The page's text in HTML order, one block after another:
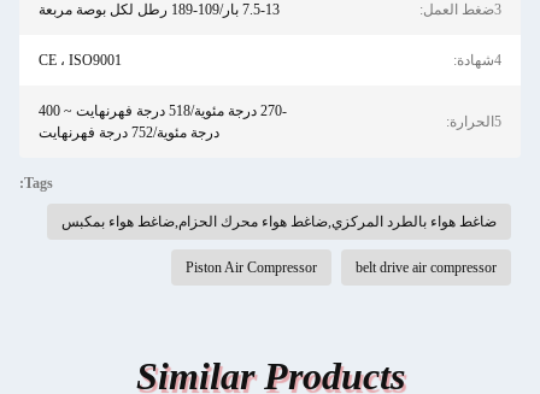
3ضغط العمل: 7.5-13 بار/109-189 رطل لكل بوصة مربعة
4شهادة: CE ، ISO9001
5الحرارة:
-270 درجة مئوية/518 درجة فهرنهايت ~ 400
درجة مئوية/752 درجة فهرنهايت
Tags:
ضاغط هواء بالطرد المركزي,ضاغط هواء محرك الحزام,ضاغط هواء بمكبس
belt drive air compressor
Piston Air Compressor
Similar Products